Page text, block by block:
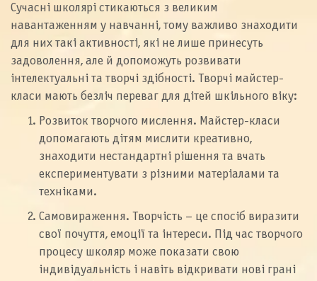
Сучасні школярі стикаються з великим
навантаженням у навчанні, тому важливо знаходити
для них такі активності, які не лише принесуть
задоволення, але й допоможуть розвивати
інтелектуальні та творчі здібності. Творчі майстер-
класи мають безліч переваг для дітей шкільного віку:
Розвиток творчого мислення. Майстер-класи
допомагають дітям мислити креативно,
знаходити нестандартні рішення та вчать
експериментувати з різними матеріалами та
техніками.
Самовираження. Творчість – це спосіб виразити
свої почуття, емоції та інтереси. Під час творчого
процесу школяр може показати свою
індивідуальність і навіть відкривати нові грані